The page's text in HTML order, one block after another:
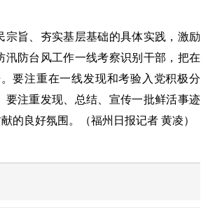
旨、夯实基层基础的具体实践，激励
防台风工作一线考察识别干部，把在
要注重在一线发现和考验入党积极分
注重发现、总结、宣传一批鲜活事迹
的良好氛围。
（福州日报记者 黄凌）